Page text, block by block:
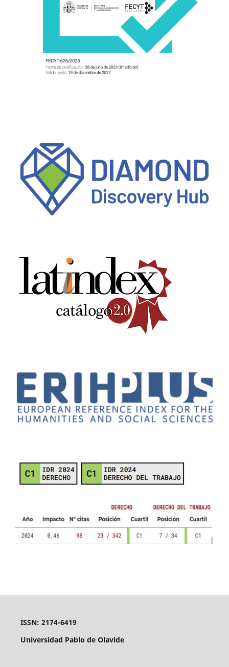
ISSN: 2174-6419
Universidad Pablo de Olavide